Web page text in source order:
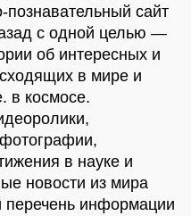
познавательный сайт
с одной целью —
об интересных и
в мире и
в космосе.
в науке и
новости из мира
информации